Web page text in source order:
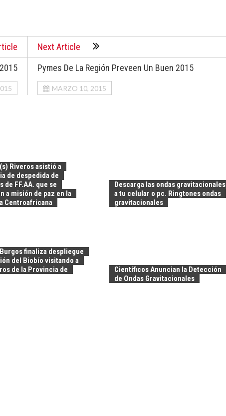
Next Article
Pymes De La Región Preveen Un Buen 2015
MARZO 10, 2015
Riveros asistió a
de despedida de
de FF.AA. que se
a misión de paz en la
Centroafricana
Descarga las ondas gravitacionales
a tu celular o pc. Ringtones ondas
gravitacionales
finaliza despliegue
del Biobío visitando a
de la Provincia de
Científicos Anuncian la Detección
de Ondas Gravitacionales